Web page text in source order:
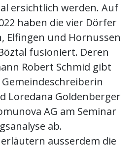
ersichtlich werden. Auf
haben die vier Dörfer
Elfingen und Hornussen
fusioniert. Deren
Robert Schmid gibt
Loredana Goldenberger
AG am Seminar
ab.
ausserdem die